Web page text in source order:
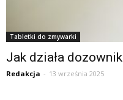
Tabletki do zmywarki
Jak działa
Redakcja - 13 września 2025